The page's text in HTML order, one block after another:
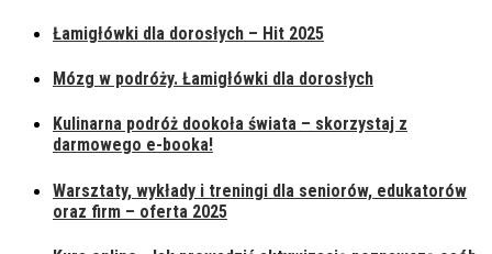
Łamigłówki dla dorosłych – Hit 2025
Mózg w podróży. Łamigłówki dla dorosłych
Kulinarna podróż dookoła świata – skorzystaj z
darmowego e-booka!
Warsztaty, wykłady i treningi dla seniorów, edukatorów
oraz firm – oferta 2025